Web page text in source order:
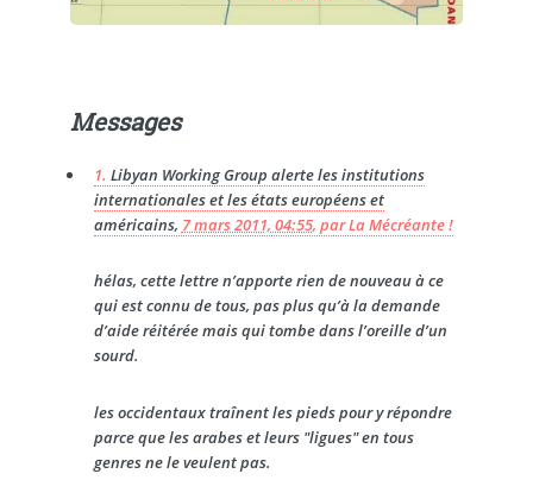
Messages
1. Libyan Working Group alerte les institutions
internationales et les états européens et
américains, 7 mars 2011, 04:55, parLa Mécréante !
hélas, cette lettre n’apporte rien de nouveau à ce
qui est connu de tous, pas plus qu’à la demande
d’aide réitérée mais qui tombe dans l’oreille d’un
sourd.
les occidentaux traînent les pieds pour y répondre
parce que les arabes et leurs "ligues" en tous
genres ne le veulent pas.